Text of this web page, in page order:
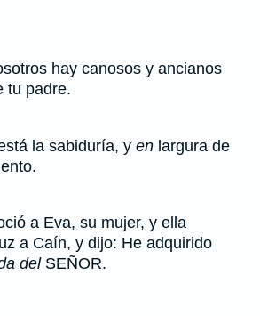
hay canosos y ancianos
tu padre.
la sabiduría, y en largura de
a Eva, su mujer, y ella
a Caín, y dijo: He adquirido
delSEÑOR.